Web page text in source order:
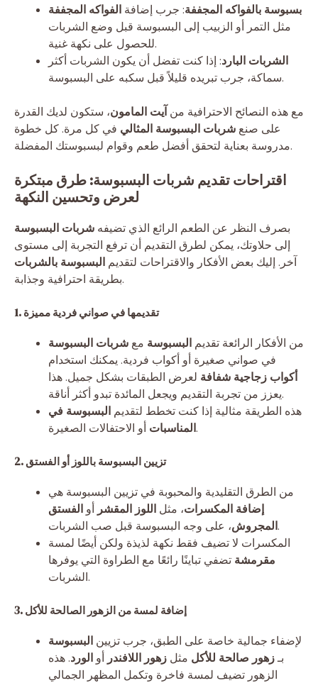
بسبوسة بالفواكه المجففة: جرب إضافة الفواكه المجففة
مثل التمر أو الزبيب إلى البسبوسة قبل وضع الشربات
للحصول على نكهة غنية.
الشربات البارد: إذا كنت تفضل أن يكون الشربات أكثر
سماكة، جرب تبريده قليلاً قبل سكبه على البسبوسة.
مع هذه النصائح الاحترافية من آيت المامون، ستكون لديك القدرة
على صنع شربات البسبوسة المثالي في كل مرة. كل خطوة
مدروسة بعناية لتحقق أفضل طعم وقوام لبسبوستك المفضلة.
اقتراحات تقديم شربات البسبوسة: طرق مبتكرة
لعرض وتحسين النكهة
بصرف النظر عن الطعم الرائع الذي تضيفه شربات البسبوسة
إلى حلاوتك، يمكن لطرق التقديم أن ترفع التجربة إلى مستوى
آخر. إليك بعض الأفكار والاقتراحات لتقديم البسبوسة بالشربات
بطريقة احترافية وجذابة.
1. تقديمها في صواني فردية مميزة
من الأفكار الرائعة تقديم البسبوسة مع شربات البسبوسة
في صواني صغيرة أو أكواب فردية. يمكنك استخدام
أكواب زجاجية شفافة لعرض الطبقات بشكل جميل. هذا
يعزز من تجربة التقديم ويجعل المائدة تبدو أكثر أناقة.
هذه الطريقة مثالية إذا كنت تخطط لتقديم البسبوسة في
المناسباتأو الاحتفالات الصغيرة.
2. تزيين البسبوسة باللوز أو الفستق
من الطرق التقليدية والمحبوبة في تزيين البسبوسة هي
إضافة المكسرات، مثل اللوز المقشر أو الفستق
المجروش، على وجه البسبوسة قبل صب الشربات.
المكسرات لا تضيف فقط نكهة لذيذة ولكن أيضًا لمسة
مقرمشة تضفي تباينًا رائعًا مع الطراوة التي يوفرها
الشربات.
3. إضافة لمسة من الزهور الصالحة للأكل
لإضفاء جمالية خاصة على الطبق، جرب تزيين البسبوسة
بـزهور صالحة للأكل مثل زهور اللافندر أو الورد. هذه
الزهور تضيف لمسة فاخرة وتكمل المظهر الجمالي